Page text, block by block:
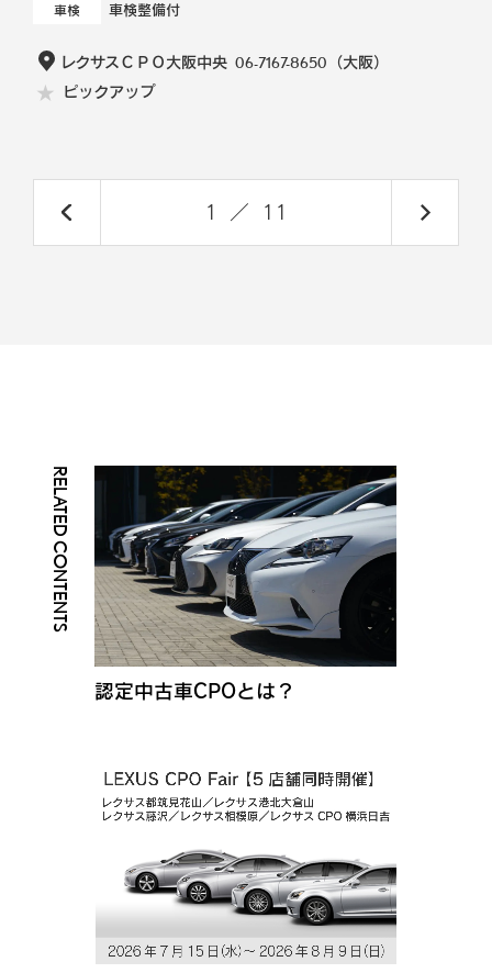
車検 車検整備付
レクサスＣＰＯ大阪中央 06-7167-8650 （大阪）
ピックアップ
1 ／ 11
RELATED CONTENTS
認定中古車CPOとは？